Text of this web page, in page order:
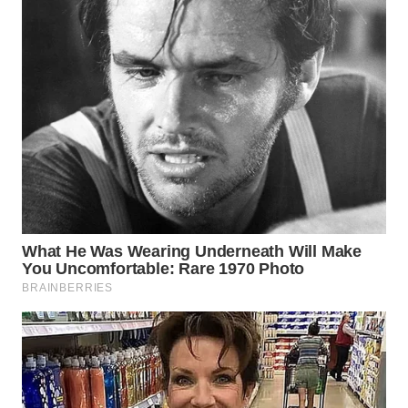
INDRAMAYU
KUNINGAN
WN
MAJALENGKA
WN
SUBANG
WN
WN
PURWAKARTA